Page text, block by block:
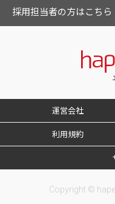
採用担当者の方はこちら
運営会社
利用規約
Copyright © hape